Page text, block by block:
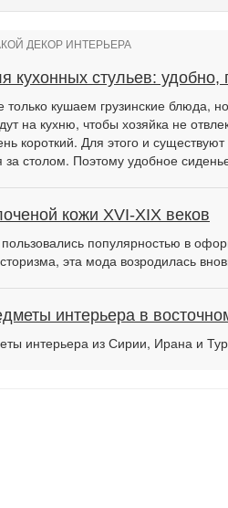
ДЕКОР ИНТЕРЬЕРА
кухонных стульев: удобно,
кушаем грузинские блюда,
на кухню, чтобы хозяйка не
короткий. Для этого и
за столом. Поэтому удобное
кожи XVI-XIX веков
популярностью в
эта мода возродилась
интерьера в
интерьера из Сирии, Ирана и